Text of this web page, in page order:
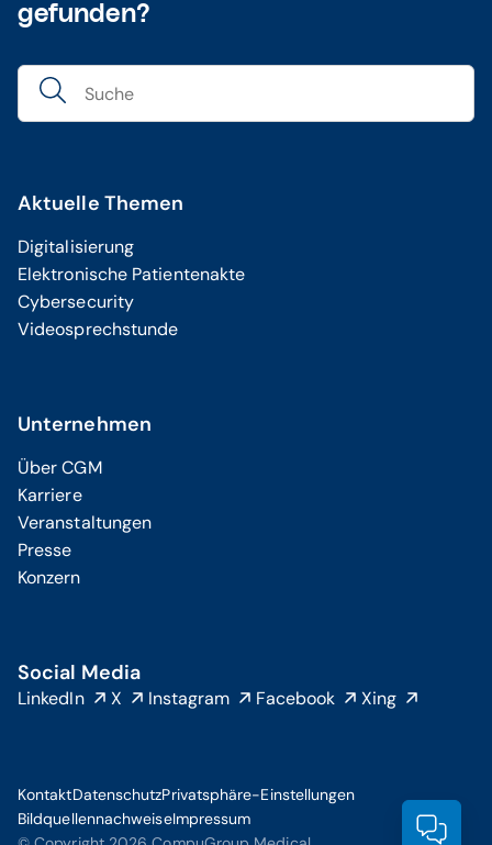
gefunden?
Aktuelle Themen
Digitalisierung
Elektronische Patientenakte
Cybersecurity
Videosprechstunde
Unternehmen
Über CGM
Karriere
Veranstaltungen
Presse
Konzern
Social Media
LinkedIn X Instagram Facebook Xing
KontaktDatenschutzPrivatsphäre-Einstellungen
BildquellennachweiseImpressum